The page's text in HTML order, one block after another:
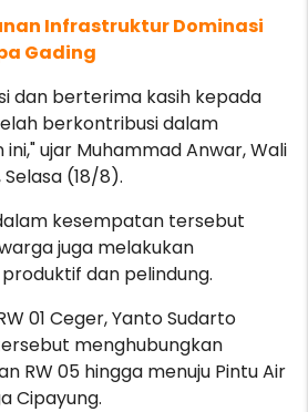
Infrastruktur Dominasi
Gading
dan berterima kasih kepada
berkontribusi dalam
ujar Muhammad Anwar, Wali
(18/8).
kesempatan tersebut
juga melakukan
dan pelindung.
01 Ceger, Yanto Sudarto
menghubungkan
RW 05 hingga menuju Pintu Air
Cipayung.